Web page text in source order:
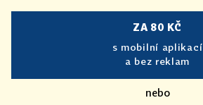
ZA 80 KČ
s mobilní aplikací
a bez reklam
nebo